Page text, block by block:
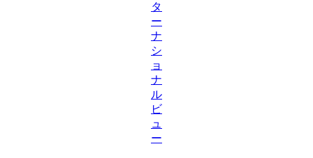
タ
ー
ナ
シ
ョ
ナ
ル
ビ
ュ
ー